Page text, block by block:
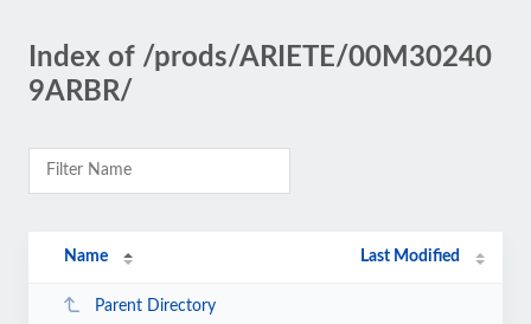
Index of /prods/ARIETE/00M30240
9ARBR/
Name Last Modified
Parent Directory